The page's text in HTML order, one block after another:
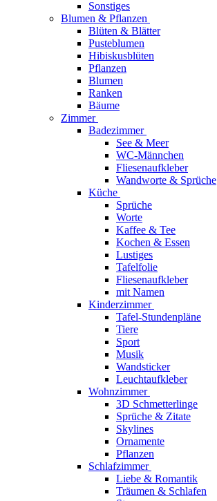
Sonstiges
Blumen & Pflanzen
Blüten & Blätter
Pusteblumen
Hibiskusblüten
Pflanzen
Blumen
Ranken
Bäume
Zimmer
Badezimmer
See & Meer
WC-Männchen
Fliesenaufkleber
Wandworte & Sprüche
Küche
Sprüche
Worte
Kaffee & Tee
Kochen & Essen
Lustiges
Tafelfolie
Fliesenaufkleber
mit Namen
Kinderzimmer
Tafel-Stundenpläne
Tiere
Sport
Musik
Wandsticker
Leuchtaufkleber
Wohnzimmer
3D Schmetterlinge
Sprüche & Zitate
Skylines
Ornamente
Pflanzen
Schlafzimmer
Liebe & Romantik
Träumen & Schlafen